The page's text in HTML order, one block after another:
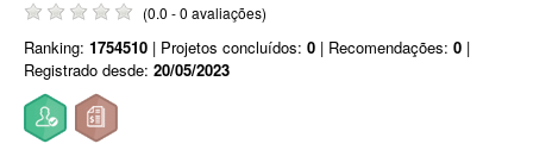
(0.0 - 0 avaliações)
Ranking: 1754510 | Projetos concluídos: 0 | Recomendações: 0 |
Registrado desde: 20/05/2023